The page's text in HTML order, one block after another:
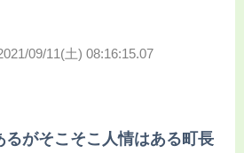
09/11(土) 08:16:15.07
るがそこそこ人情はある町長